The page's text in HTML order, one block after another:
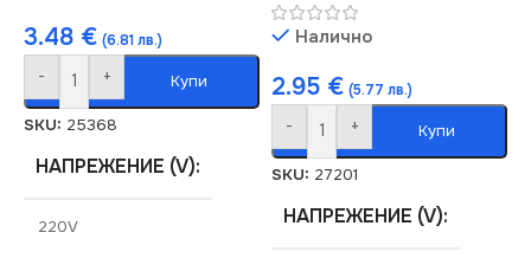
3.48 € (6.81 лв.)
- + Купи
SKU: 25368
НАПРЕЖЕНИЕ (V)
220V
Налично
2.95 € (5.77 лв.)
- + Купи
SKU: 27201
НАПРЕЖЕНИЕ (V)